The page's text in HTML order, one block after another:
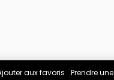
aux favoris Prendre